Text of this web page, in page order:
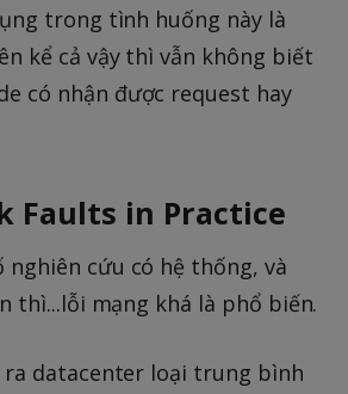
trong tình huống này là
kể cả vậy thì vẫn không biết
có nhận được request hay
Faults in Practice
nghiên cứu có hệ thống, và
thì...lỗi mạng khá là phổ biến.
ra datacenter loại trung bình